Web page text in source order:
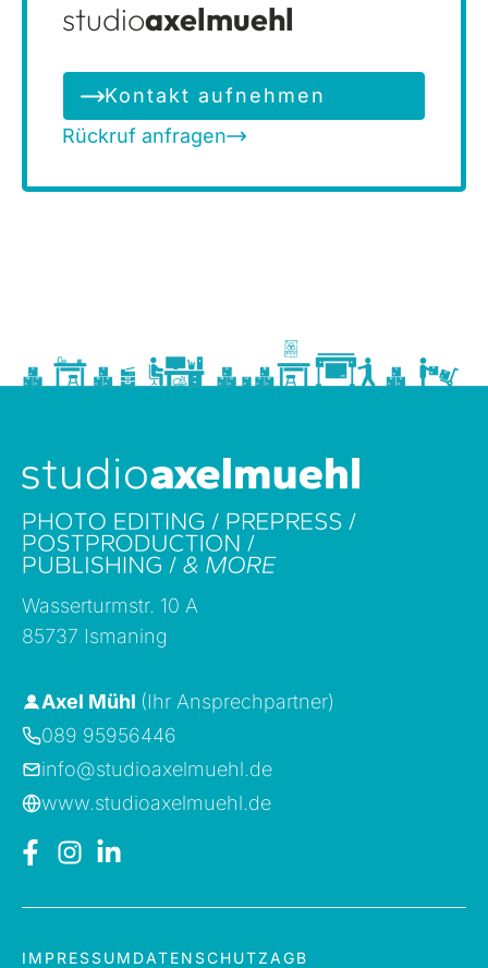
Kontakt aufnehmen
Wasserturmstr. 10 A
Axel Mühl (Ihr Ansprechpartner)
089 95956446
info@studioaxelmuehl.de